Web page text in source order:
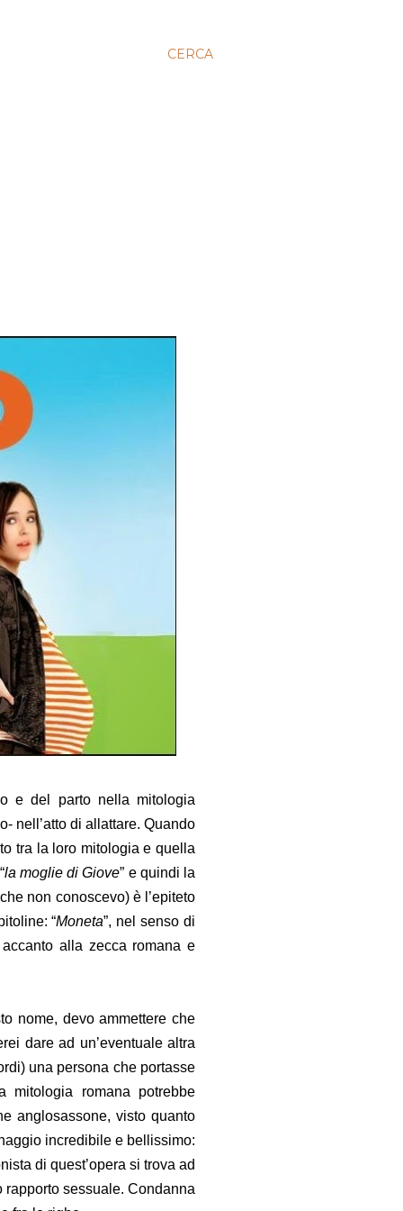
CERCA
e del parto nella mitologia
nell’atto di allattare. Quando
tra la loro mitologia e quella
la moglie di Giove” e quindi la
non conoscevo) è l’epiteto
“Moneta”, nel senso di
alla zecca romana e
nome, devo ammettere che
dare ad un’eventuale altra
una persona che portasse
mitologia romana potrebbe
anglosassone, visto quanto
incredibile e bellissimo:
di quest’opera si trova ad
rapporto sessuale. Condanna